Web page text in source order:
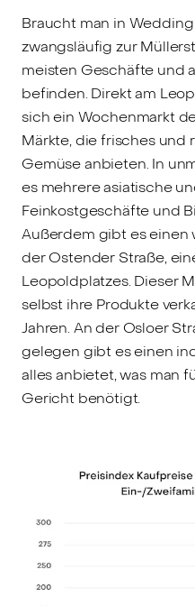
Braucht man in
zwangsläufig zur
meisten Geschäfte und
befinden. Direkt am
sich ein Wochenmarkt
Märkte, die frisches und
Gemüse anbieten. In
es mehrere asiatische
Feinkostgeschäfte und
Außerdem gibt es einen
der Ostender Straße,
Leopoldplatzes. Dieser
selbst ihre Produkte
Jahren. An der Osloer
gelegen gibt es einen
alles anbietet, was man
Gericht benötigt.